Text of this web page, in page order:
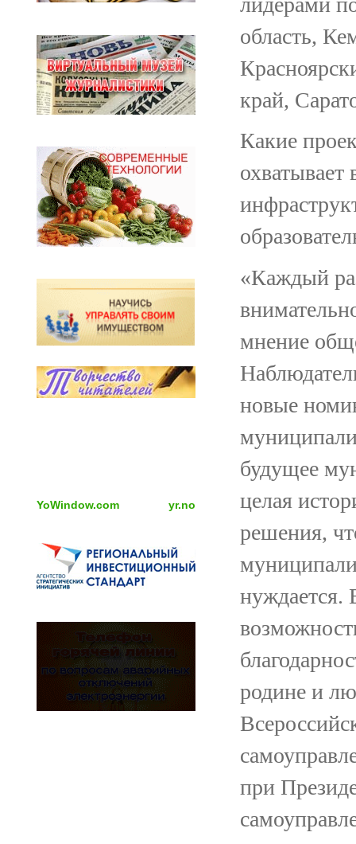
YoWindow.com yr.no
область,
край,
Какие
«Каждый
мнение
новые
будущее
целая
решения,
нуждается.
родине и
при